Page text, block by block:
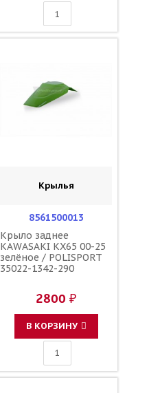
Крылья
8561500013
Крыло заднее
KAWASAKI KX65 00-25
зелёное / POLISPORT
35022-1342-290
2800 ₽
В КОРЗИНУ